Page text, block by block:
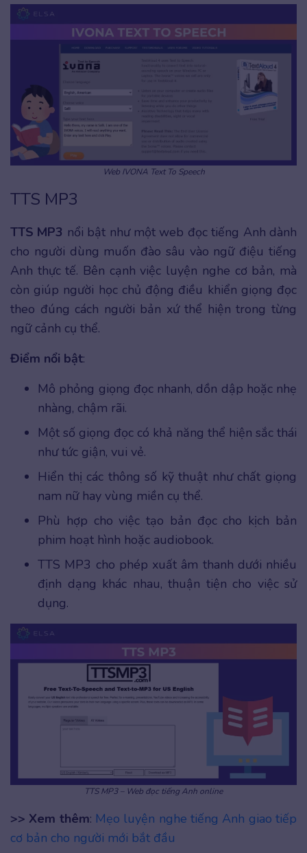
Web IVONA Text To Speech
TTS MP3
TTS MP3 nổi bật như một web đọc tiếng Anh dành
cho người dùng muốn đào sâu vào ngữ điệu tiếng
Anh thực tế. Bên cạnh việc luyện nghe cơ bản, mà
còn giúp người học chủ động điều khiển giọng đọc
theo đúng cách người bản xứ thể hiện trong từng
ngữ cảnh cụ thể.
Điểm nổi bật:
Mô phỏng giọng đọc nhanh, dồn dập hoặc nhẹ
nhàng, chậm rãi.
Một số giọng đọc có khả năng thể hiện sắc thái
như tức giận, vui vẻ.
Hiển thị các thông số kỹ thuật như chất giọng
nam nữ hay vùng miền cụ thể.
Phù hợp cho việc tạo bản đọc cho kịch bản
phim hoạt hình hoặc audiobook.
TTS MP3 cho phép xuất âm thanh dưới nhiều
định dạng khác nhau, thuận tiện cho việc sử
dụng.
TTS MP3 – Web đọc tiếng Anh online
>> Xem thêm: Mẹo luyện nghe tiếng Anh giao tiếp
cơ bản cho người mới bắt đầu